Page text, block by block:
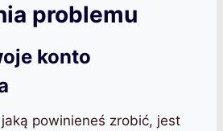
problemu
konto
powinieneś zrobić, jest